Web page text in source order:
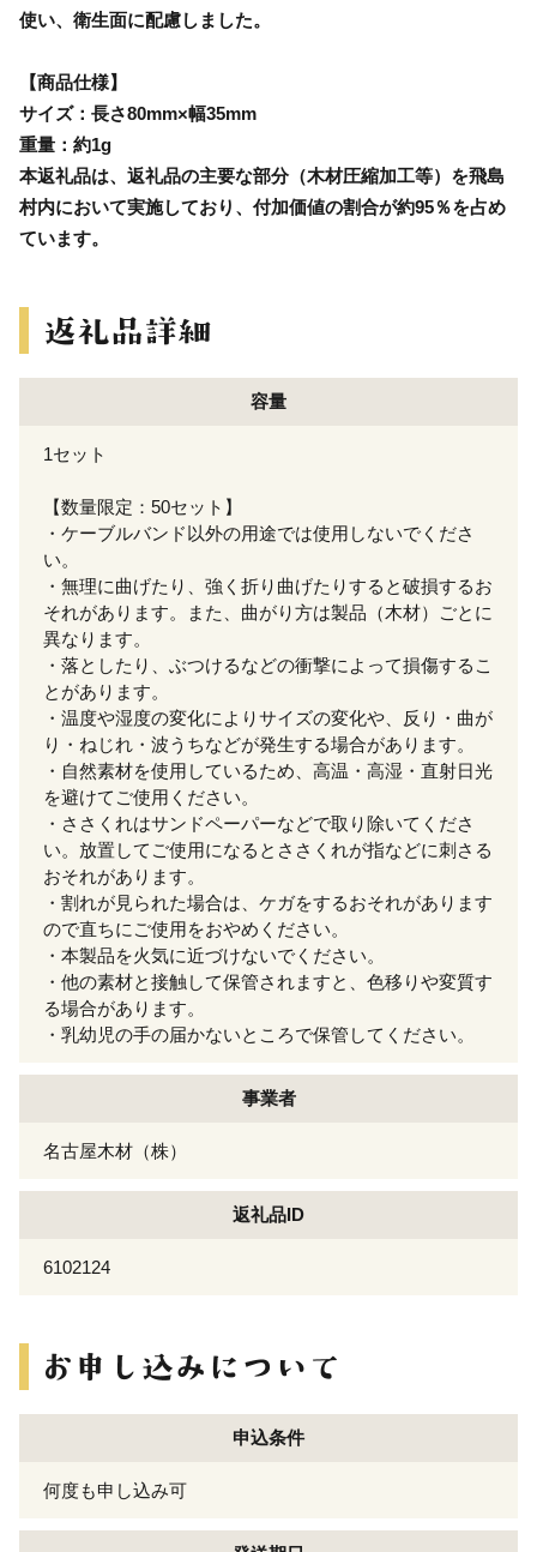
使い、衛生面に配慮しました。
【商品仕様】
サイズ：長さ80mm×幅35mm
重量：約1g
本返礼品は、返礼品の主要な部分（木材圧縮加工等）を飛島
村内において実施しており、付加価値の割合が約95％を占め
ています。
容量
1セット
【数量限定：50セット】
・ケーブルバンド以外の用途では使用しないでくださ
い。
・無理に曲げたり、強く折り曲げたりすると破損するお
それがあります。また、曲がり方は製品（木材）ごとに
異なります。
・落としたり、ぶつけるなどの衝撃によって損傷するこ
とがあります。
・温度や湿度の変化によりサイズの変化や、反り・曲が
り・ねじれ・波うちなどが発生する場合があります。
・自然素材を使用しているため、高温・高湿・直射日光
を避けてご使用ください。
・ささくれはサンドペーパーなどで取り除いてくださ
い。放置してご使用になるとささくれが指などに刺さる
おそれがあります。
・割れが見られた場合は、ケガをするおそれがあります
ので直ちにご使用をおやめください。
・本製品を火気に近づけないでください。
・他の素材と接触して保管されますと、色移りや変質す
る場合があります。
・乳幼児の手の届かないところで保管してください。
事業者
名古屋木材（株）
返礼品ID
6102124
申込条件
何度も申し込み可